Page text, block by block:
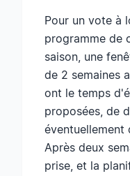
Pour un vote à
programme de
saison, une
de 2 semaines
ont le temps
proposées, de
éventuellement
Après deux
prise, et la